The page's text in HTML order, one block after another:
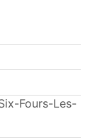
Fours-Les-